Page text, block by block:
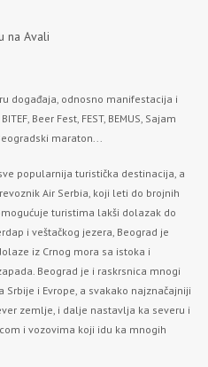
na Avali
događaja, odnosno manifestacija i
Beer Fest, FEST, BEMUS, Sajam
maraton...
popularnija turistička destinacija, a
Air Serbia, koji leti do brojnih
turistima lakši dolazak do
i veštačkog jezera, Beograd je
iz Crnog mora sa istoka i
Beograd je i raskrsnica mnogi
i Evrope, a svakako najznačajniji
zemlje, i dalje nastavlja ka severu i
i vozovima koji idu ka mnogih